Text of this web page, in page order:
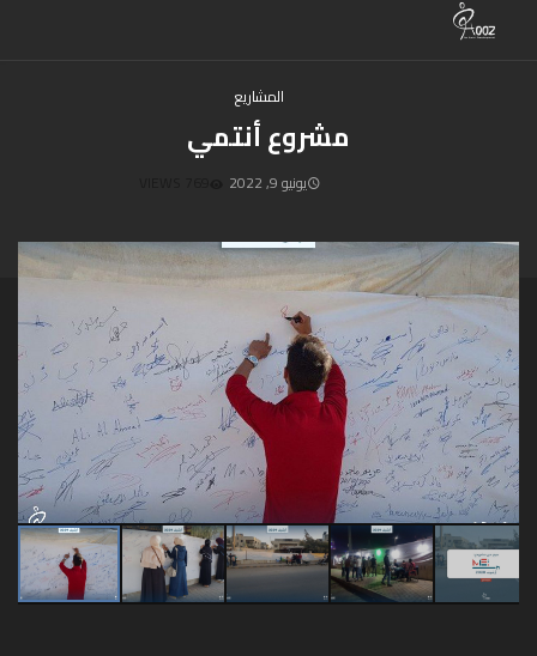
المشاريع
مشروع أنتمي
يونيو 9, 2022